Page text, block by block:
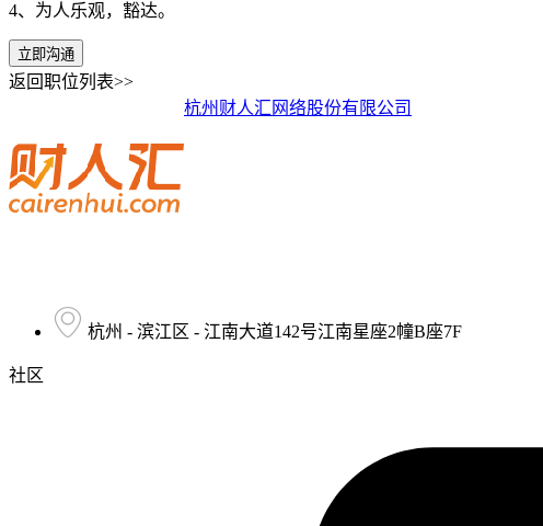
4、为人乐观，豁达。
立即沟通
返回职位列表>>
杭州财人汇网络股份有限公司
杭州 - 滨江区 - 江南大道142号江南星座2幢B座7F
社区